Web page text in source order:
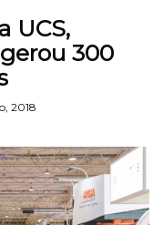
UCS,
300
2018